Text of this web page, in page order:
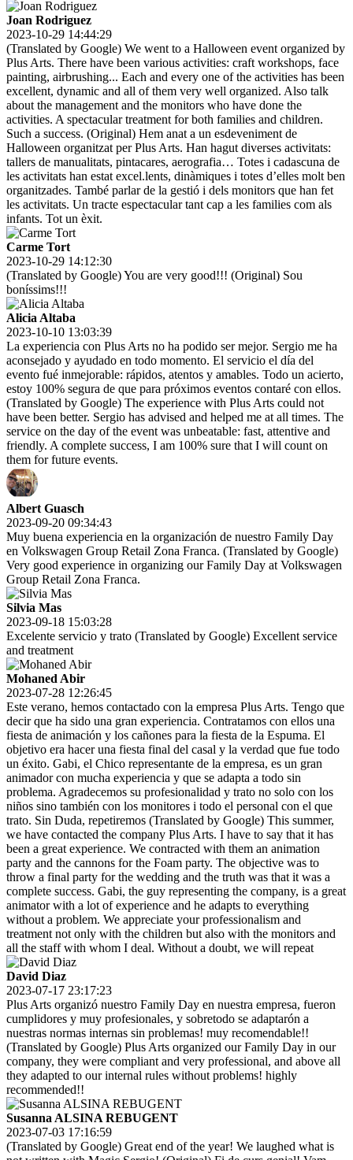
Joan Rodriguez
2023-10-29 14:44:29
(Translated by Google) We went to a Halloween event organized by
Plus Arts. There have been various activities: craft workshops, face
painting, airbrushing... Each and every one of the activities has been
excellent, dynamic and all of them very well organized. Also talk
about the management and the monitors who have done the
activities. A spectacular treatment for both families and children.
Such a success. (Original) Hem anat a un esdeveniment de
Halloween organitzat per Plus Arts. Han hagut diverses activitats:
tallers de manualitats, pintacares, aerografia… Totes i cadascuna de
les activitats han estat excel.lents, dinàmiques i totes d’elles molt ben
organitzades. També parlar de la gestió i dels monitors que han fet
les activitats. Un tracte espectacular tant cap a les families com als
infants. Tot un èxit.
Carme Tort
2023-10-29 14:12:30
(Translated by Google) You are very good!!! (Original) Sou
boníssims!!!
Alicia Altaba
2023-10-10 13:03:39
La experiencia con Plus Arts no ha podido ser mejor. Sergio me ha
aconsejado y ayudado en todo momento. El servicio el día del
evento fué inmejorable: rápidos, atentos y amables. Todo un acierto,
estoy 100% segura de que para próximos eventos contaré con ellos.
(Translated by Google) The experience with Plus Arts could not
have been better. Sergio has advised and helped me at all times. The
service on the day of the event was unbeatable: fast, attentive and
friendly. A complete success, I am 100% sure that I will count on
them for future events.
Albert Guasch
2023-09-20 09:34:43
Muy buena experiencia en la organización de nuestro Family Day
en Volkswagen Group Retail Zona Franca. (Translated by Google)
Very good experience in organizing our Family Day at Volkswagen
Group Retail Zona Franca.
Silvia Mas
2023-09-18 15:03:28
Excelente servicio y trato (Translated by Google) Excellent service
and treatment
Mohaned Abir
2023-07-28 12:26:45
Este verano, hemos contactado con la empresa Plus Arts. Tengo que
decir que ha sido una gran experiencia. Contratamos con ellos una
fiesta de animación y los cañones para la fiesta de la Espuma. El
objetivo era hacer una fiesta final del casal y la verdad que fue todo
un éxito. Gabi, el Chico representante de la empresa, es un gran
animador con mucha experiencia y que se adapta a todo sin
problema. Agradecemos su profesionalidad y trato no solo con los
niños sino también con los monitores i todo el personal con el que
trato. Sin Duda, repetiremos (Translated by Google) This summer,
we have contacted the company Plus Arts. I have to say that it has
been a great experience. We contracted with them an animation
party and the cannons for the Foam party. The objective was to
throw a final party for the wedding and the truth was that it was a
complete success. Gabi, the guy representing the company, is a great
animator with a lot of experience and he adapts to everything
without a problem. We appreciate your professionalism and
treatment not only with the children but also with the monitors and
all the staff with whom I deal. Without a doubt, we will repeat
David Diaz
2023-07-17 23:17:23
Plus Arts organizó nuestro Family Day en nuestra empresa, fueron
cumplidores y muy profesionales, y sobretodo se adaptarón a
nuestras normas internas sin problemas! muy recomendable!!
(Translated by Google) Plus Arts organized our Family Day in our
company, they were compliant and very professional, and above all
they adapted to our internal rules without problems! highly
recommended!!
Susanna ALSINA REBUGENT
2023-07-03 17:16:59
(Translated by Google) Great end of the year! We laughed what is